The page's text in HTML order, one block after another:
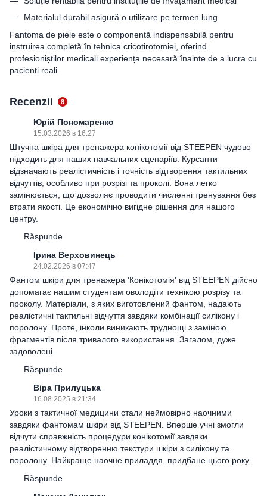
Materialul durabil asigură o utilizare pe termen lung
Fantoma de piele este o componentă indispensabilă pentru
instruirea completă în tehnica cricotirotomiei, oferind
profesioniștilor medicali experiența necesară înainte de a lucra cu
pacienți reali.
Recenzii 8
Юрій Пономаренко
15.03.2026 в 16:27
Штучна шкіра для тренажера конікотомії від STEEPEN чудово
підходить для наших навчальних сценаріїв. Курсанти
відзначають реалістичність і точність відтворення тактильних
відчуттів, особливо при розрізі та проколі. Вона легко
замінюється, що дозволяє проводити численні тренування без
втрати якості. Це економічно вигідне рішення для нашого
центру.
Răspunde
Ірина Верховинець
24.02.2026 в 07:47
Фантом шкіри для тренажера 'Конікотомія' від STEEPEN дійсно
допомагає нашим студентам оволодіти технікою розрізу та
проколу. Матеріали, з яких виготовлений фантом, надають
реалістичні тактильні відчуття завдяки комбінації силікону і
поролону. Проте, інколи виникають труднощі з заміною
фрагментів після тривалого використання. Загалом, дуже
задоволені.
Răspunde
Віра Прилуцька
16.08.2025 в 21:34
Уроки з тактичної медицини стали неймовірно наочними
завдяки фантомам шкіри від STEEPEN. Вперше учні змогли
відчути справжність процедури конікотомії завдяки
реалістичному відтворенню текстури шкіри з силікону та
поролону. Найкраще наочне приладдя, придбане цього року.
Răspunde